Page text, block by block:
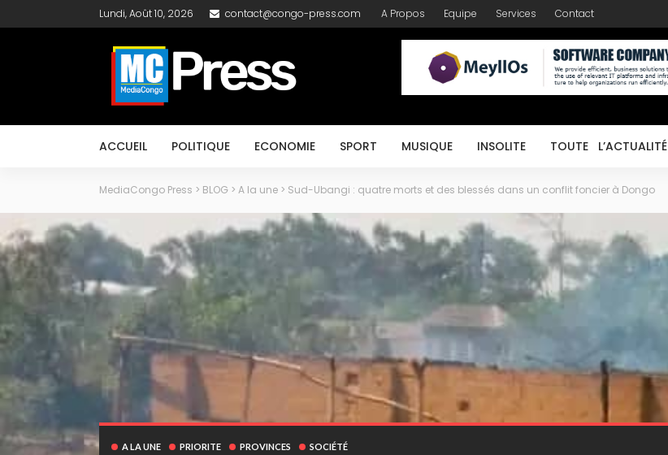
Lundi, Août 10, 2026 contact@congo-press.com A Propos Equipe Services Contact
ACCUEIL POLITIQUE ECONOMIE SPORT MUSIQUE INSOLITE TOUTE L’ACTUALITÉ
MediaCongo Press > BLOG > A la une > Sud-Ubangi : quatre morts et des blessés dans un conflit foncier à Dongo
A LA UNE PRIORITE PROVINCES SOCIÉTÉ